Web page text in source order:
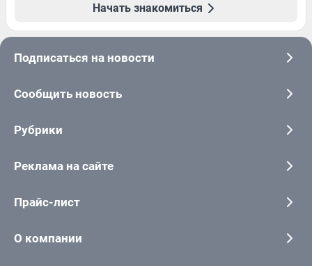
Начать знакомиться
Подписаться на новости
Сообщить новость
Рубрики
Реклама на сайте
Прайс-лист
О компании